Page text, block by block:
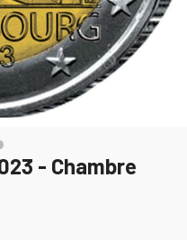
- Chambre